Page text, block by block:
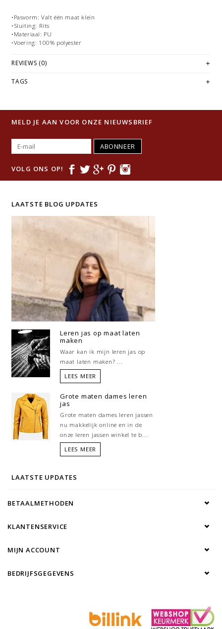
•Pasvorm: Valt één maat klein
•Sluiting: Rits
•Materiaal: PU
•Voering: 100% polyester
REVIEWS (0)
TAGS
MELD JE AAN VOOR ONZE NIEUWSBRIEF
ABONNEER
VOLG ONS OP!
LAATSTE BLOG UPDATES
Leren jas op maat laten
maken
Waar kan ik mijn leren jas op
maat laten maken? ...
LEES MEER
Grote maten dames leren
jas
Grote maten dames leren jassen
nu makkelijk online en in de
onze leren jassen winkel te b...
LEES MEER
LAATSTE UPDATES
BETAALMETHODEN
KLANTENSERVICE
MIJN ACCOUNT
BEDRIJFSGEGEVENS